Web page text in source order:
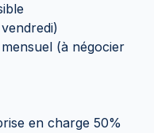
(à négocier
en charge 50%